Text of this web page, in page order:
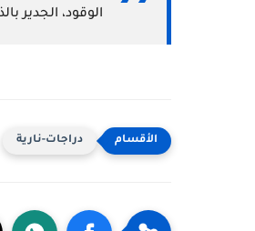
الوقود، الجدير
دراجات-نارية